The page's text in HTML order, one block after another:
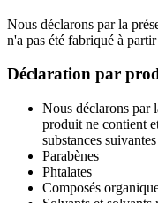
Nous déclarons par la
n'a pas été fabriqué à
Déclaration par
Nous déclarons par
produit ne contient
substances
Parabènes
Phtalates
Composés